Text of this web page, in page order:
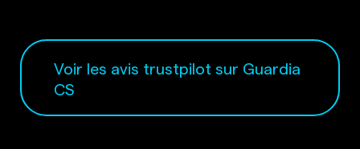
Voir les avis trustpilot sur Guardia
CS